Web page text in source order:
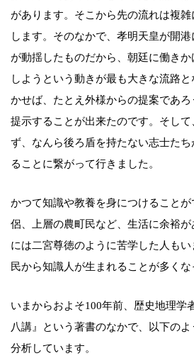
があります。そこから先の流れは複
します。そのなかで、孝明天皇が開
が動揺したものだから、朝廷に働きか
しようという動きが最も大きな流路
かせば、たとえ外様からの提案であ
提示することが出来たのです。そし
ず、なんら後ろ盾を持たない志士た
ることに繋がって行きました。
かつて知識や教養を身につけること
侶、上層の農町民など、生活に余裕
には二宮尊徳のように苦学した人も
民から知識人が生まれることが多くな
いまからおよそ100年前、歴史地理学
八講』という著書のなかで、以下の
分析しています。